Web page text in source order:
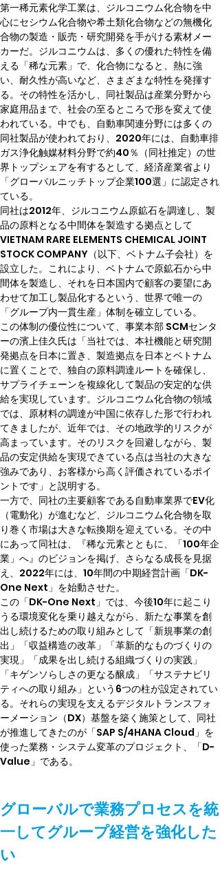
第一稀元素化学工業は、ジルコニウム化合物を中
心にセシウム化合物や希土類化合物などの無機化
合物の製造・販売・研究開発を手がける素材メー
カーだ。ジルコニウムは、多くの優れた特性を備
える「稀な元素」で、化合物になると、熱に強
い、耐久性が高いなど、さまざまな特性を発揮す
る。その特性を活かし、同社製品は産業分野から
家庭用品まで、社会の至るところで形を変えて使
われている。中でも、自動車関連分野には多くの
同社製品が使われており、2020年には、自動車排
ガス浄化触媒材料分野で約40％（同社推定）の世
界トップシェアを有するとして、経済産業省より
「グローバルニッチトップ企業100選」に認定され
ている。
同社は2012年、ジルコニウム原鉱石を調達し、製
品の原料となる中間体を製造する拠点として
VIETNAM RARE ELEMENTS CHEMICAL JOINT
STOCK COMPANY（以下、ベトナム子会社）を
設立した。これにより、ベトナムで原鉱石から中
間体を製造し、それを日本国内で顧客の要望にあ
わせて加工し製品化するという、世界で唯一の
「グループ内一貫生産」体制を確立している。
この体制の優位性について、事業本部 SCMセンタ
ーの濱上佳久氏は「当社では、本社機能と研究開
発拠点を日本に置き、製造拠点を日本とベトナム
に置くことで、独自の原料調達ルートを確保し、
サプライチェーンを複線化して製品の安定的な供
給を実現しています。ジルコニウム化合物の領域
では、原材料の調達が中国に依存した形で行われ
てきましたが、近年では、その地政学的リスクが
高まっています。そのリスクを回避しながら、製
品の安定供給を実現できている点は当社の大きな
強みであり、お客様から高く評価されているポイ
ントです」と説明する。
一方で、同社の主要顧客である自動車業界でEV化
（電動化）が進むなど、ジルコニウム化合物を取
り巻く市場は大きな転換期を迎えている。その中
にあって同社は、『稀な元素とともに、「100年企
業」へ』のビジョンを掲げ、さらなる成長を見据
え、2022年には、10年間の中期経営計画「DK-
One Next」を始動させた。
この「DK-One Next」では、今後10年に起こり
うる環境変化を乗り越えながら、新たな事業を創
出し続けるための取り組みとして「新規事業の創
出」「収益構造の改革」「革新的なものづくりの
実現」「成果を出し続ける組織づくりの実践」
「キゲンソらしさの更なる醸成」「サステナビリ
ティへの取り組み」という6つの柱が設定されてい
る。それらの実現を支えるデジタルトランスフォ
ーメーション（DX）基盤を築く施策として、同社
が推進してきたのが「SAP S/4HANA Cloud」を
使った業務・システム変革のプロジェクト、「D-
Value」である。
グローバルで業務プロセスを統
一してグループ経営を強化した
い